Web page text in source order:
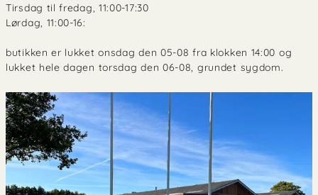
Tirsdag til fredag, 11:00-17:30
Lørdag, 11:00-16:
butikken er lukket onsdag den 05-08 fra klokken 14:00 og
lukket hele dagen torsdag den 06-08, grundet sygdom.